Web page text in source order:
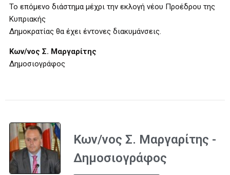
Το επόμενο διάστημα μέχρι την εκλογή νέου Προέδρου της
Κυπριακής
Δημοκρατίας θα έχει έντονες διακυμάνσεις.
Κων/νος Σ. Μαργαρίτης
Δημοσιογράφος
Κων/νος Σ. Μαργαρίτης -
Δημοσιογράφος